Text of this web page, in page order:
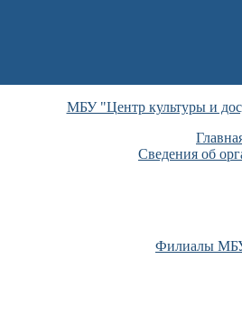
МБУ "Центр культуры и
Сведения об
Филиалы